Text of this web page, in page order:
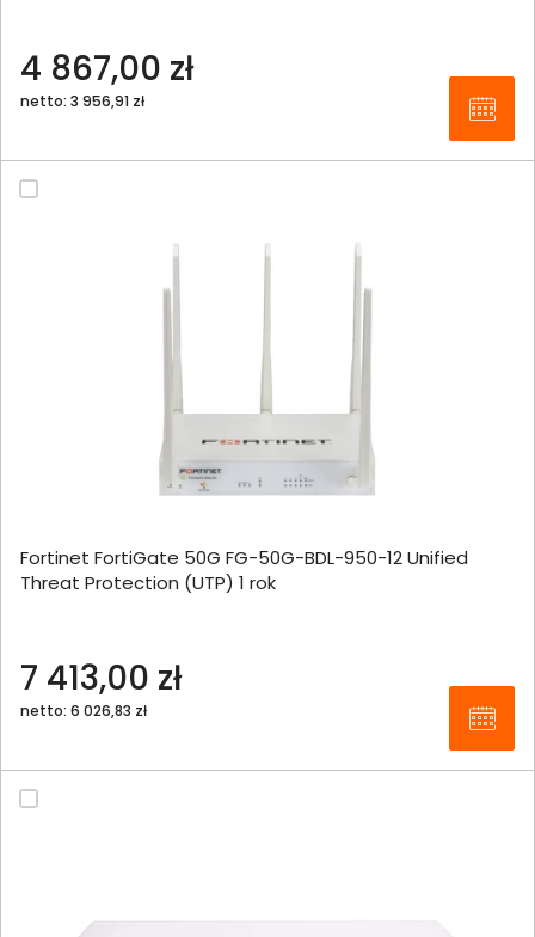
4 867,00 zł
netto: 3 956,91 zł
Fortinet FortiGate 50G FG-50G-BDL-950-12 Unified
Threat Protection (UTP) 1 rok
7 413,00 zł
netto: 6 026,83 zł